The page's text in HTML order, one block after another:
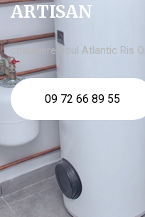
ARTISAN
chaudière fioul Atlantic Ris
09 72 66 89 55